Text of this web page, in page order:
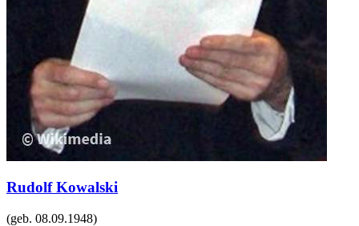
Rudolf Kowalski
(geb. 08.09.1948)